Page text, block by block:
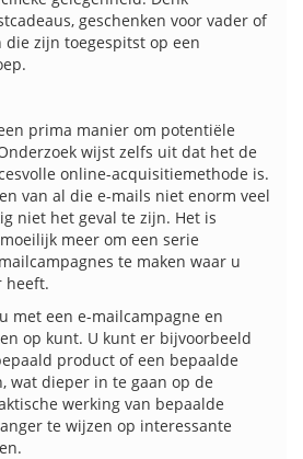
geschenken voor vader of
zijn toegespitst op een
prima manier om potentiële
wijst zelfs uit dat het de
online-acquisitiemethode is.
van al die e-mails niet enorm veel
niet het geval te zijn. Het is
meer om een serie
te maken waar u
heeft.
met een e-mailcampagne en
op kunt. U kunt er bijvoorbeeld
product of een bepaalde
wat dieper in te gaan op de
werking van bepaalde
te wijzen op interessante